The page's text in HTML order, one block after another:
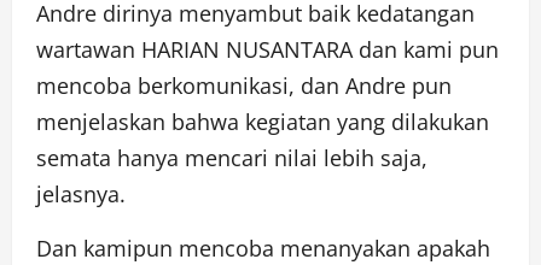
Andre dirinya menyambut baik kedatangan
wartawan HARIAN NUSANTARA dan kami pun
mencoba berkomunikasi, dan Andre pun
menjelaskan bahwa kegiatan yang dilakukan
semata hanya mencari nilai lebih saja,
jelasnya.
Dan kamipun mencoba menanyakan apakah